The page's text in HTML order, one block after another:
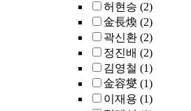
허현승 (2)
金長煥 (2)
곽신환 (2)
정진배 (2)
김영철 (1)
金容燮 (1)
이재용 (1)